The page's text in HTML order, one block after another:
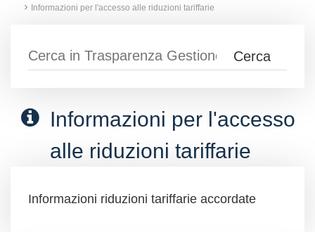
Informazioni per l'accesso alle riduzioni tariffarie
Informazioni per l'accesso
alle riduzioni tariffarie
Informazioni riduzioni tariffarie accordate